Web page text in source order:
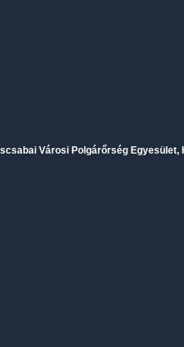
Városi Polgárőrség Egyesület,